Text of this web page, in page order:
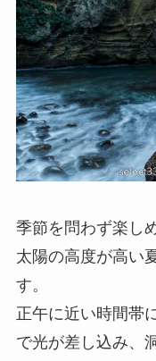
季節を問わず楽し
太陽の高度が高い
す。
正午に近い時間帯
で光が差し込み、